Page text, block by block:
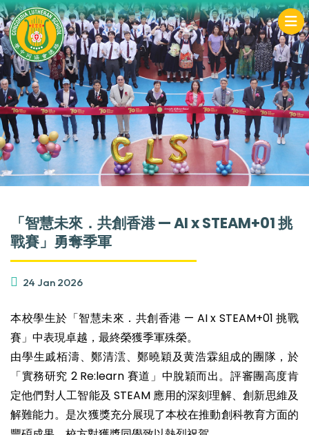
「智慧未來．共創香港 — AI x STEAM+01 挑
戰賽」勇奪季軍
24 Jan 2026
本校學生於「智慧未來．共創香港 — AI x STEAM+01 挑戰
賽」中表現卓越，最終榮獲季軍殊榮。
由學生戚栢濤、鄭清澐、鄭曉穎及黄浩霖組成的團隊，於
「實務研究 2 Re:learn 賽道」中脫穎而出。評審團高度肯
定他們對人工智能及 STEAM 應用的深刻理解、創新思維及
解難能力。是次獲獎充分展現了本校在推動創科教育方面的